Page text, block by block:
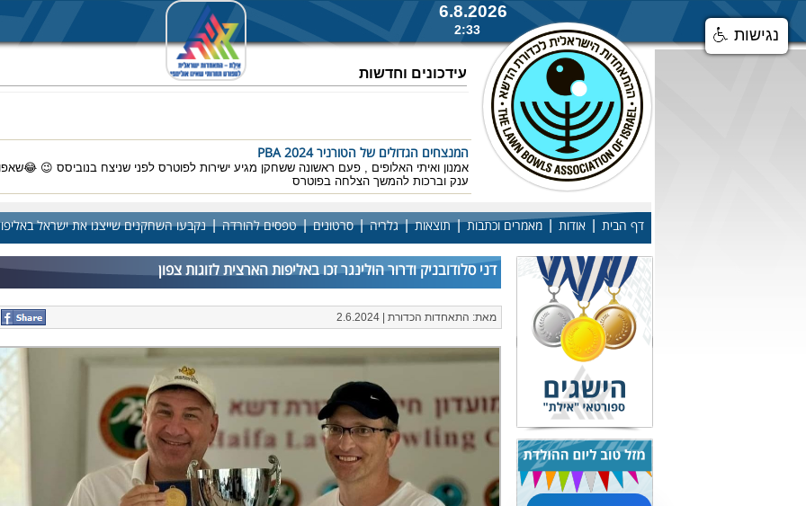
6.8.2026
2:33
עידכונים וחדשות
המנצחים הגדולים של הטורניר PBA 2024
אמנון ואיתי האלופים , פעם ראשונה ששחקן מגיע ישירות לפוטרס לפני שניצח בנוביסס 😉 😂שאפו
ענק וברכות להמשך הצלחה בפוטרס
דף הבית אודות מאמרים וכתבות|תוצאות|גלריה|סרטונים|טפסים להורדה|נקבעו השחקנים שייצגו את ישראל באליפות
דני סלודובניק ודרור הולינגר זכו באליפות הארצית לזוגות צפון
מאת: התאחדות הכדורת | 2.6.2024
נגישות